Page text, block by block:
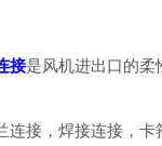
接是风机进出口的柔
，焊接连接，卡箍